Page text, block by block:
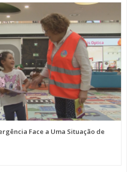
Face a Uma Situação de